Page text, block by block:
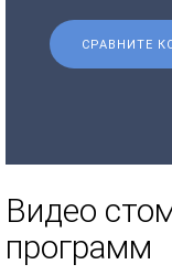
СРАВНИТЕ
Видео
программ